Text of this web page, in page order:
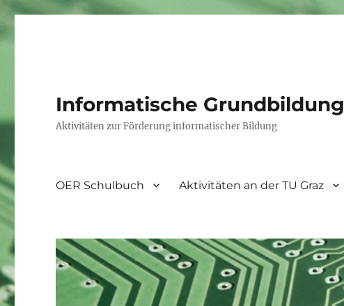
Informatische Grundbildung
Aktivitäten zur Förderung informatischer Bildung
OER Schulbuch Aktivitäten an der TU Graz